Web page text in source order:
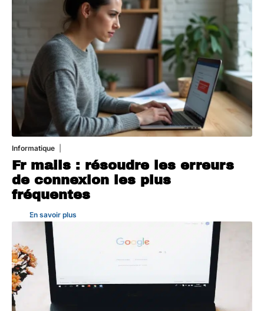
Informatique
Fr mails : résoudre les erreurs
de connexion les plus
fréquentes
En savoir plus